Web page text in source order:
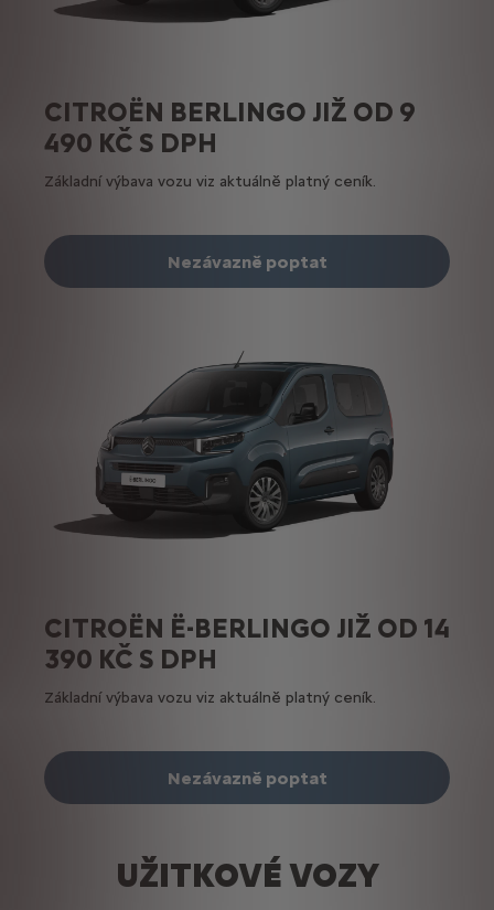
CITROËN BERLINGO JIŽ OD 9
490 KČ S DPH
Základní výbava vozu viz aktuálně platný ceník.
Nezávazně poptat
CITROËN Ë-BERLINGO JIŽ OD 14
390 KČ S DPH
Základní výbava vozu viz aktuálně platný ceník.
Nezávazně poptat
UŽITKOVÉ VOZY